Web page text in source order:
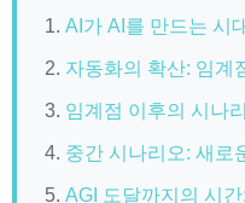
AI가 AI를 만드는 시
자동화의 확산: 임계
임계점 이후의 시나
중간 시나리오: 새로
AGI 도달까지의 시